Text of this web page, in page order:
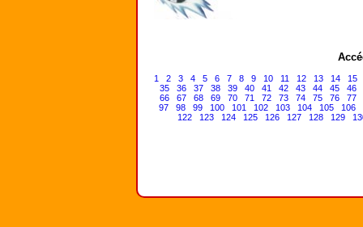
1 2 3 4 5 6 7 8 9 10 11 12 13 14
15
35
36 37 38 39 40 41 42 43 44 45
46
66
67 68 69 70 71 72 73 74 75 76
77
97
98 99 100 101 102 103 104 105
106
122
123 124 125 126 127 128 129